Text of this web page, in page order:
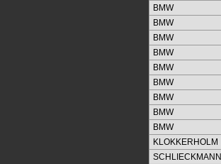
BMW
BMW
BMW
BMW
BMW
BMW
BMW
BMW
BMW
KLOKKERHOLM
SCHLIECKMANN